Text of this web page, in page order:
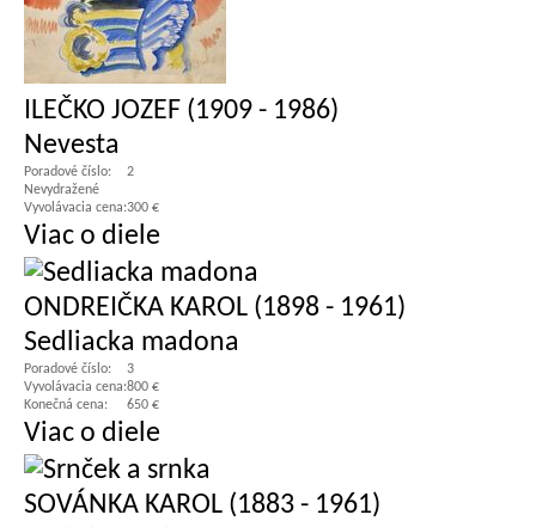
ILEČKO JOZEF (1909 - 1986)
Nevesta
Poradové číslo:
2
Nevydražené
Vyvolávacia cena:300 €
Viac o diele
ONDREIČKA KAROL (1898 - 1961)
Sedliacka madona
Poradové číslo:
3
Vyvolávacia cena:800 €
Konečná cena:
650 €
Viac o diele
SOVÁNKA KAROL (1883 - 1961)